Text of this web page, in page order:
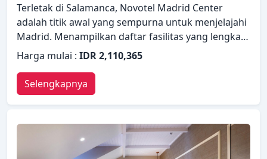
Terletak di Salamanca, Novotel Madrid Center
adalah titik awal yang sempurna untuk menjelajahi
Madrid. Menampilkan daftar fasilitas yang lengkap,
tamu akan merasakan bahwa mereka menginap di
properti yang nyaman. Fasilitas-fasilitas seperti
layanan kamar 24 jam, WiFi gratis di semua kamar,
satpam 24 jam, tempat pengisian listrik untuk
mobil, layanan kebersihan harian tersedia untuk
Anda nikmati. Dirancang untuk memberikan
kenyamanan, beberapa kamar memiliki televisi
layar datar, lantai karpet, handuk, ruang
Harga mulai : IDR 2,110,365
Selengkapnya